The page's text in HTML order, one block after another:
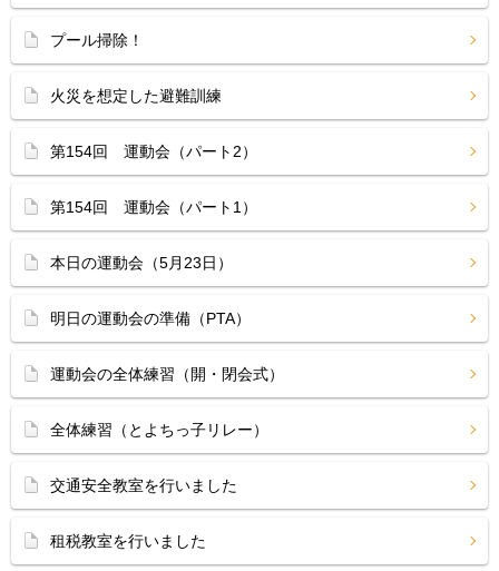
プール掃除！
火災を想定した避難訓練
第154回 運動会（パート2）
第154回 運動会（パート1）
本日の運動会（5月23日）
明日の運動会の準備（PTA）
運動会の全体練習（開・閉会式）
全体練習（とよちっ子リレー）
交通安全教室を行いました
租税教室を行いました